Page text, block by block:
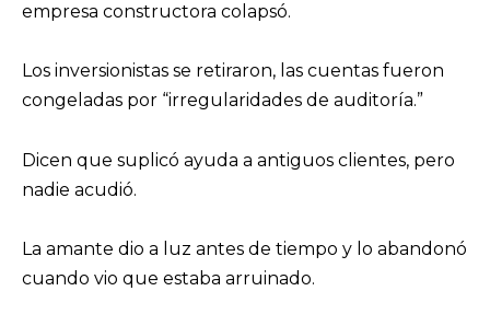
empresa constructora colapsó.
Los inversionistas se retiraron, las cuentas fueron
congeladas por “irregularidades de auditoría.”
Dicen que suplicó ayuda a antiguos clientes, pero
nadie acudió.
La amante dio a luz antes de tiempo y lo abandonó
cuando vio que estaba arruinado.